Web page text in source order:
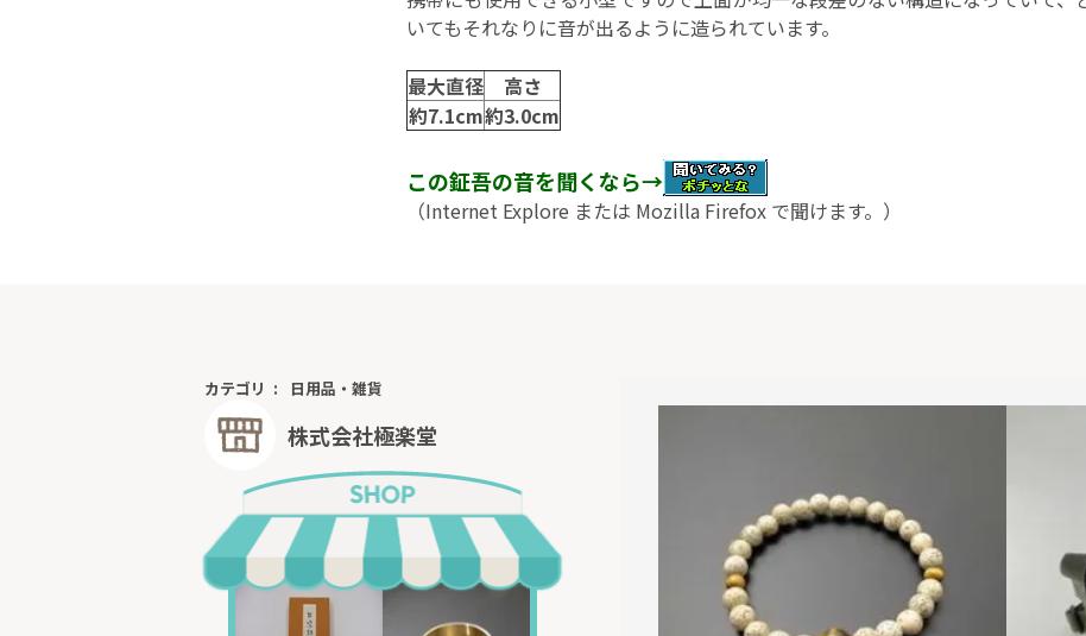
いてもそれなりに音が出るように造られています。
最大直径
高さ
約7.1cm約3.0cm
この鉦吾の音を聞くなら→
（Internet Explore または Mozilla Firefox で聞けます。）
カテゴリ 日用品・雑貨
株式会社極楽堂